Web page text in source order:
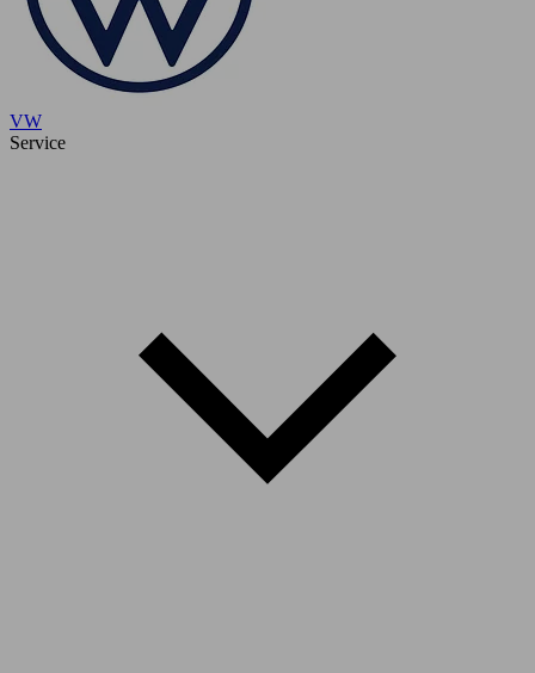
VW
Service